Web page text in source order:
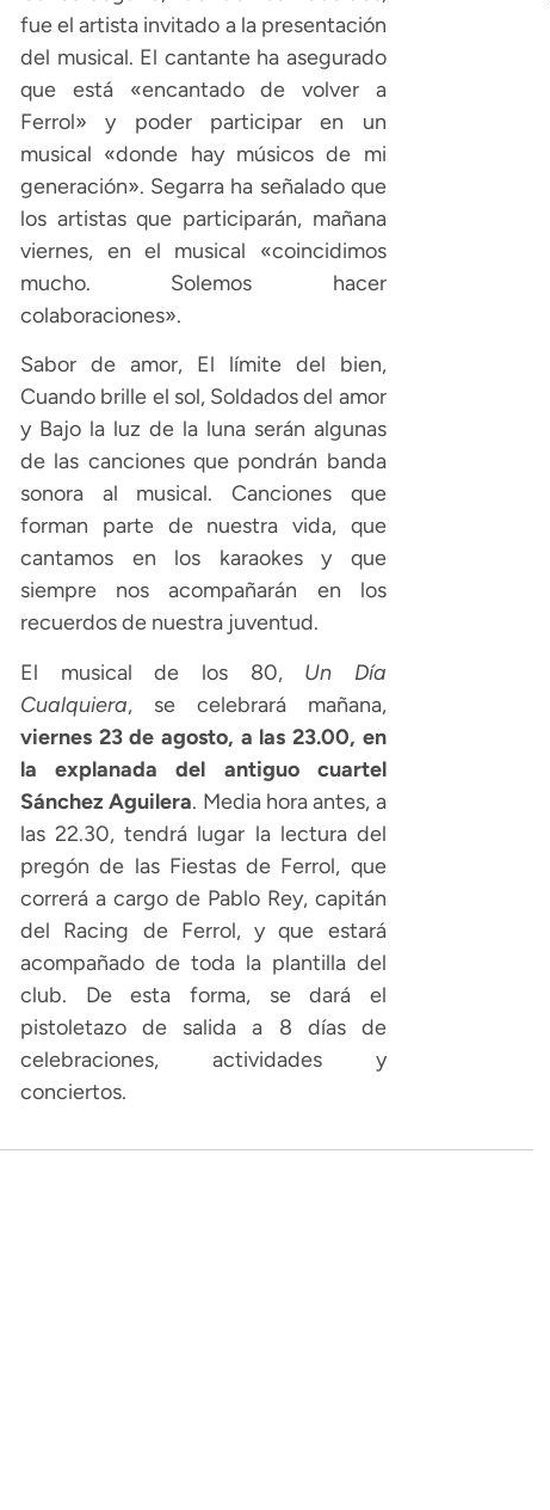
fue el artista invitado a la presentación
del musical. El cantante ha asegurado
que está «encantado de volver a
Ferrol» y poder participar en un
musical «donde hay músicos de mi
generación». Segarra ha señalado que
los artistas que participarán, mañana
viernes, en el musical «coincidimos
mucho. Solemos hacer
colaboraciones».
Sabor de amor, El límite del bien,
Cuando brille el sol, Soldados del amor
y Bajo la luz de la luna serán algunas
de las canciones que pondrán banda
sonora al musical. Canciones que
forman parte de nuestra vida, que
cantamos en los karaokes y que
siempre nos acompañarán en los
recuerdos de nuestra juventud.
El musical de los 80, Un Día
Cualquiera, se celebrará mañana,
viernes 23 de agosto, a las 23.00, en
la explanada del antiguo cuartel
Sánchez Aguilera. Media hora antes, a
las 22.30, tendrá lugar la lectura del
pregón de las Fiestas de Ferrol, que
correrá a cargo de Pablo Rey, capitán
del Racing de Ferrol, y que estará
acompañado de toda la plantilla del
club. De esta forma, se dará el
pistoletazo de salida a 8 días de
celebraciones, actividades y
conciertos.